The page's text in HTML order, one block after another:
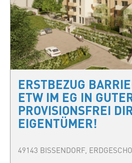
ERSTBEZUG
ETW IM EG IN
PROVISIONSFREI
EIGENTÜMER!
49143 BISSENDORF,